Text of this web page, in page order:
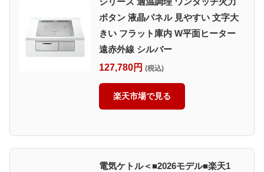
ボタン 液晶パネル 見やすい 文字大
きい フラット庫内 W平面ヒーター
遠赤外線 シルバー
127,780円 (税込)
楽天市場で見る
電気ケトル＜■2026モデル■楽天1